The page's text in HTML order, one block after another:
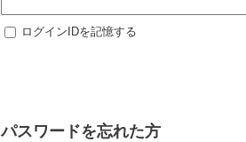
ログインIDを記憶する
パスワードを忘れた方